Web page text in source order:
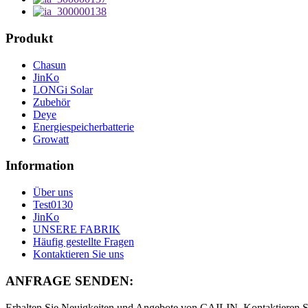
Produkt
Chasun
JinKo
LONGi Solar
Zubehör
Deye
Energiespeicherbatterie
Growatt
Information
Über uns
Test0130
JinKo
UNSERE FABRIK
Häufig gestellte Fragen
Kontaktieren Sie uns
ANFRAGE SENDEN: